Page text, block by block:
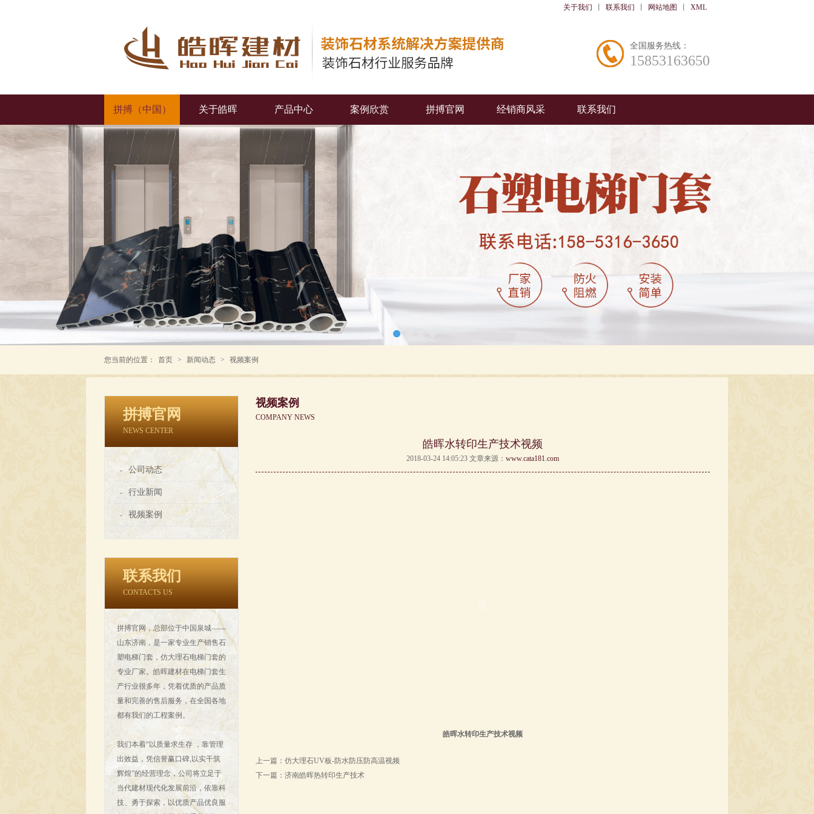
关于我们 联系我们 网站地图 XML
全国服务热线：
15853163650
拼搏（中国） 关于皓晖 产品中心 案例欣赏 拼搏官网 经销商风采 联系我们
您当前的位置： 首页 > 新闻动态 > 视频案例
拼搏官网
NEWS CENTER
- 公司动态
- 行业新闻
- 视频案例
联系我们
CONTACTS US
拼搏官网，总部位于中国泉城——
山东济南，是一家专业生产销售石
塑电梯门套，仿大理石电梯门套的
专业厂家。皓晖建材在电梯门套生
产行业很多年，凭着优质的产品质
量和完善的售后服务，在全国各地
都有我们的工程案例。
我们本着“以质量求生存 ，靠管理
出效益，凭信誉赢口碑,以实干筑
辉煌”的经营理念，公司将立足于
当代建材现代化发展前沿，依靠科
技、勇于探索，以优质产品优良服
视频案例
COMPANY NEWS
皓晖水转印生产技术视频
2018-03-24 14:05:23 文章来源： www.cata181.com
皓晖水转印生产技术视频
上一篇： 仿大理石UV板-防水防压防高温视频
下一篇： 济南皓晖热转印生产技术